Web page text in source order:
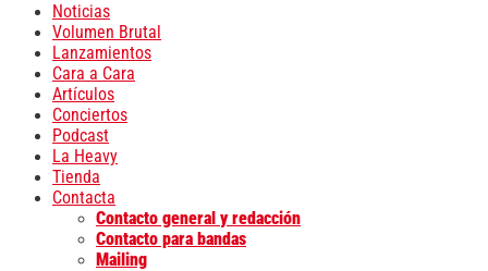
Noticias
Volumen Brutal
Lanzamientos
Cara a Cara
Artículos
Conciertos
Podcast
La Heavy
Tienda
Contacta
Contacto general y redacción
Contacto para bandas
Mailing